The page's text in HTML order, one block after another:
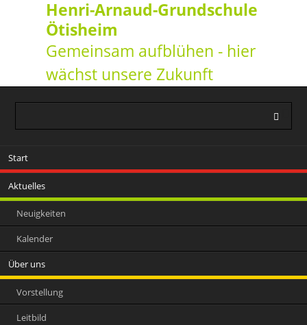
Henri-Arnaud-Grundschule
Ötisheim
Gemeinsam aufblühen - hier
wächst unsere Zukunft
überspringen
Start
Aktuelles
Neuigkeiten
Kalender
Über uns
Vorstellung
Leitbild